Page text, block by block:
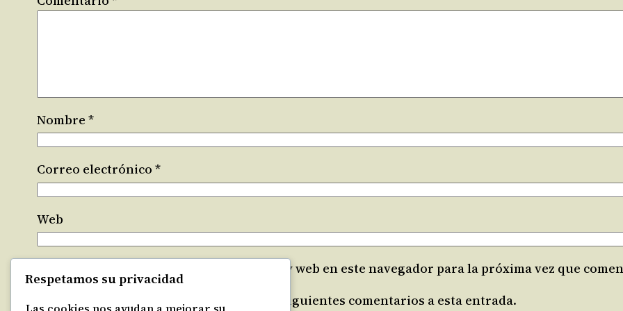
Nombre*
Correo electrónico*
Web
Guarda mi nombre, correo electrónico y web en este navegador para la próxima vez que
Recibir un correo electrónico con los siguientes comentarios a esta entrada.
Respetamos su privacidad